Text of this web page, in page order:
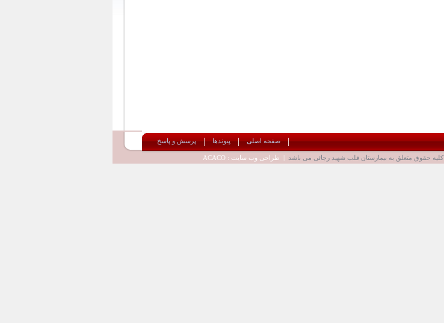
پرسش و پاسخ|پیوندها|صفحه اصلی|
کلیه حقوق متعلق به بیمارستان قلب شهید رجائی می باشد | طراحی وب سایت : ACACO